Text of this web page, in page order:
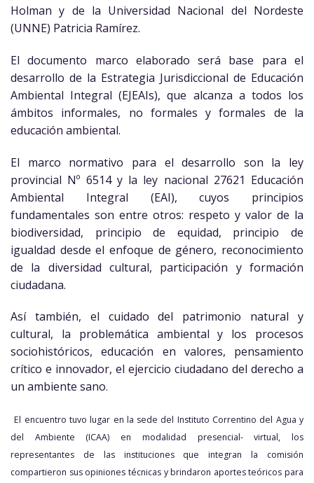
Holman y de la Universidad Nacional del Nordeste
(UNNE) Patricia Ramírez.
El documento marco elaborado será base para el
desarrollo de la Estrategia Jurisdiccional de Educación
Ambiental Integral (EJEAIs), que alcanza a todos los
ámbitos informales, no formales y formales de la
educación ambiental.
El marco normativo para el desarrollo son la ley
provincial Nº 6514 y la ley nacional 27621 Educación
Ambiental Integral (EAI), cuyos principios
fundamentales son entre otros: respeto y valor de la
biodiversidad, principio de equidad, principio de
igualdad desde el enfoque de género, reconocimiento
de la diversidad cultural, participación y formación
ciudadana.
Así también, el cuidado del patrimonio natural y
cultural, la problemática ambiental y los procesos
sociohistóricos, educación en valores, pensamiento
crítico e innovador, el ejercicio ciudadano del derecho a
un ambiente sano.
El encuentro tuvo lugar en la sede del Instituto Correntino del Agua y
del Ambiente (ICAA) en modalidad presencial- virtual, los
representantes de las instituciones que integran la comisión
compartieron sus opiniones técnicas y brindaron aportes teóricos para